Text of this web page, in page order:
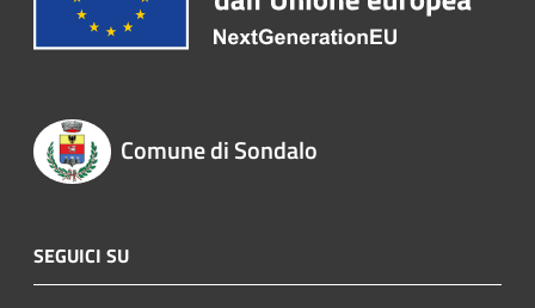
Comune di Sondalo
SEGUICI SU